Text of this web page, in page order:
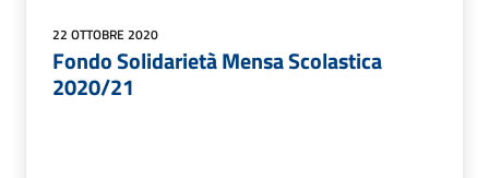
22 OTTOBRE 2020
Fondo Solidarietà Mensa Scolastica
2020/21